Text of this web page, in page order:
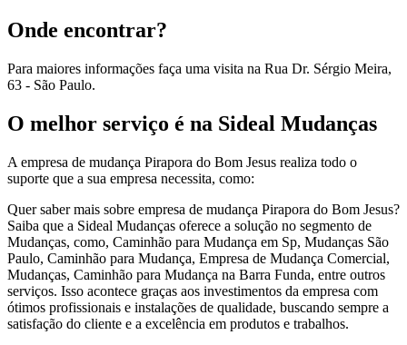
Onde encontrar?
Para maiores informações faça uma visita na Rua Dr. Sérgio Meira,
63 - São Paulo.
O melhor serviço é na Sideal Mudanças
A empresa de mudança Pirapora do Bom Jesus realiza todo o
suporte que a sua empresa necessita, como:
Quer saber mais sobre empresa de mudança Pirapora do Bom Jesus?
Saiba que a Sideal Mudanças oferece a solução no segmento de
Mudanças, como, Caminhão para Mudança em Sp, Mudanças São
Paulo, Caminhão para Mudança, Empresa de Mudança Comercial,
Mudanças, Caminhão para Mudança na Barra Funda, entre outros
serviços. Isso acontece graças aos investimentos da empresa com
ótimos profissionais e instalações de qualidade, buscando sempre a
satisfação do cliente e a excelência em produtos e trabalhos.